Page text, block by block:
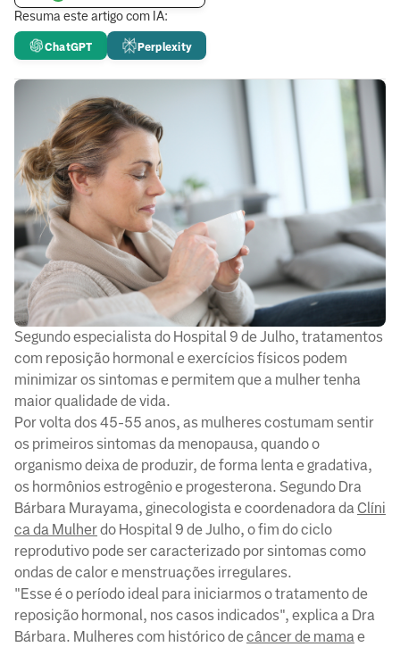
Resuma este artigo com IA:
ChatGPT Perplexity
Segundo especialista do Hospital 9 de Julho, tratamentos
com reposição hormonal e exercícios físicos podem
minimizar os sintomas e permitem que a mulher tenha
maior qualidade de vida.
Por volta dos 45-55 anos, as mulheres costumam sentir
os primeiros sintomas da menopausa, quando o
organismo deixa de produzir, de forma lenta e gradativa,
os hormônios estrogênio e progesterona. Segundo Dra
Bárbara Murayama, ginecologista e coordenadora daClíni
ca da Mulherdo Hospital 9 de Julho, o fim do ciclo
reprodutivo pode ser caracterizado por sintomas como
ondas de calor e menstruações irregulares.
"Esse é o período ideal para iniciarmos o tratamento de
reposição hormonal, nos casos indicados", explica a Dra
Bárbara. Mulheres com histórico decâncer de mamae